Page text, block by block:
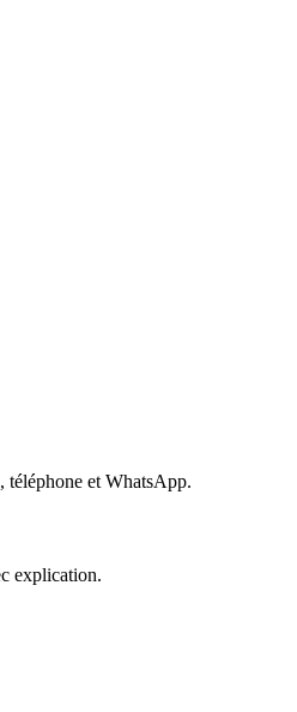
téléphone et WhatsApp.
explication.